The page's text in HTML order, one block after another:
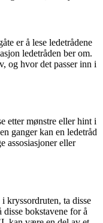
er å lese ledetrådene
ledetråden ber om.
og hvor det passer inn i
etter mønstre eller hint i
ganger kan en ledetråd
assosiasjoner eller
kryssordruten, ta disse
bokstavene for å